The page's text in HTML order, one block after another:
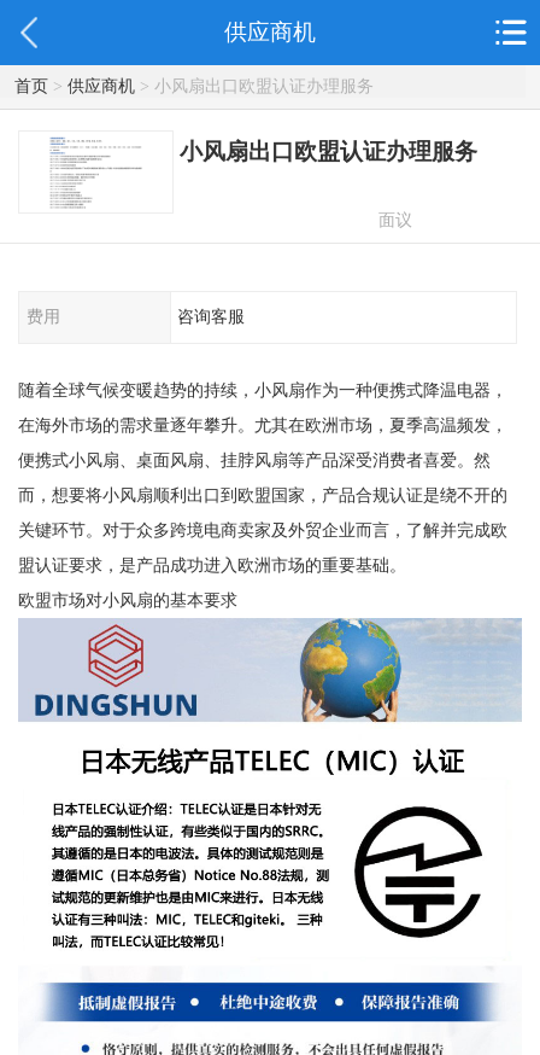
供应商机
首页> 供应商机> 小风扇出口欧盟认证办理服务
小风扇出口欧盟认证办理服务
面议
费用 咨询客服
随着全球气候变暖趋势的持续，小风扇作为一种便携式降温电器，
在海外市场的需求量逐年攀升。尤其在欧洲市场，夏季高温频发，
便携式小风扇、桌面风扇、挂脖风扇等产品深受消费者喜爱。然
而，想要将小风扇顺利出口到欧盟国家，产品合规认证是绕不开的
关键环节。对于众多跨境电商卖家及外贸企业而言，了解并完成欧
盟认证要求，是产品成功进入欧洲市场的重要基础。
欧盟市场对小风扇的基本要求